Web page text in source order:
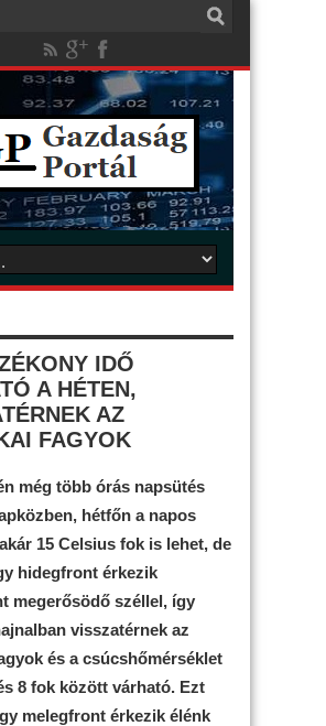
IDŐ
A HÉTEN,
AZ
FAGYOK
még több órás napsütés
hétfőn a napos
15 Celsius fok is lehet, de
hidegfront érkezik
megerősödő széllel, így
visszatérnek az
és a csúcshőmérséklet
8 fok között várható. Ezt
melegfront érkezik élénk